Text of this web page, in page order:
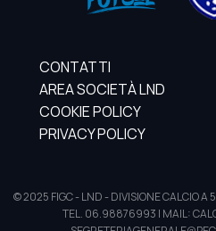
CONTATTI
AREA SOCIETÀ LND
COOKIE POLICY
PRIVACY POLICY
© 2025 FIGC - LND - DIVISIONE CALCIO A
TEL. 06.98876993 | MAIL: